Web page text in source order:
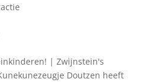
| Zwijnstein's
Doutzen heeft